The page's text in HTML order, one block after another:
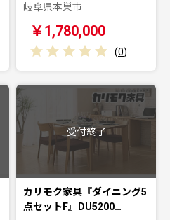
岐阜県本巣市
￥1,780,000
(0)
受付終了
カリモク家具『ダイニング5
点セットF』DU5200…